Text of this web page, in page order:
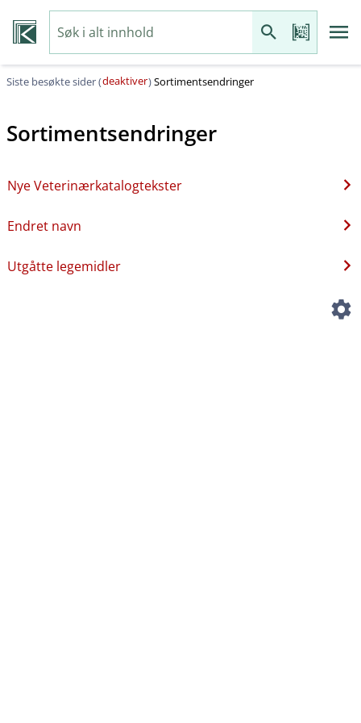
Siste besøkte sider (deaktiver)Sortimentsendringer
Sortimentsendringer
Nye Veterinærkatalogtekster
Endret navn
Utgåtte legemidler